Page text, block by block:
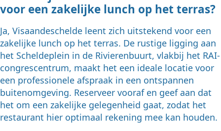
voor een zakelijke lunch op het terras?
Ja, Visaandeschelde leent zich uitstekend voor een
zakelijke lunch op het terras. De rustige ligging aan
het Scheldeplein in de Rivierenbuurt, vlakbij het RAI-
congrescentrum, maakt het een ideale locatie voor
een professionele afspraak in een ontspannen
buitenomgeving. Reserveer vooraf en geef aan dat
het om een zakelijke gelegenheid gaat, zodat het
restaurant hier optimaal rekening mee kan houden.